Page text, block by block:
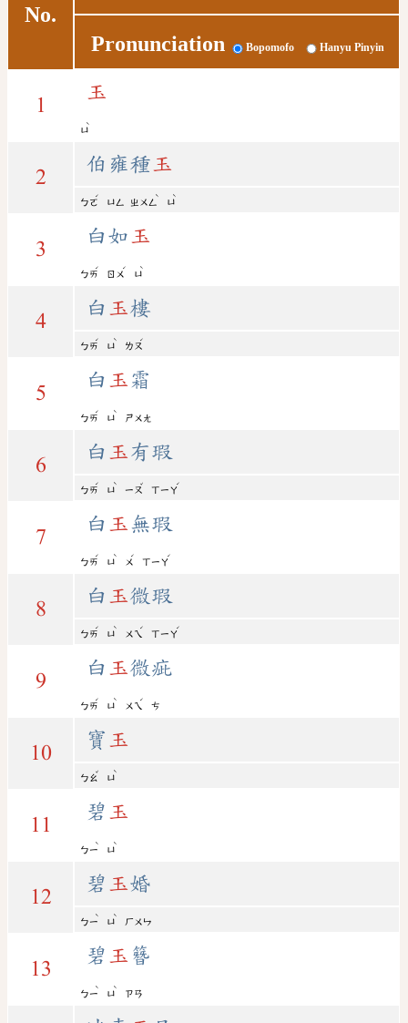
No.
Pronunciation Bopomofo Hanyu Pinyin
1
玉
ㄩ
ˋ
2
伯雍種玉
ㄅㄛ
ˊ
ㄩㄥ ㄓㄨㄥ
ˋ
ㄩ
ˋ
3
白如玉
ㄅㄞ
ˊ
ㄖㄨ
ˊ
ㄩ
ˋ
4
白 玉樓
ㄅㄞ
ˊ
ㄩ
ˋ
ㄌㄡ
ˊ
5
白 玉 霜
ㄅㄞ
ˊ
ㄩ
ˋ
ㄕㄨㄤ
6
白 玉有瑕
ㄅㄞ
ˊ
ㄩ
ˋ
ㄧㄡ
ˇ
ㄒㄧㄚ
ˊ
7
白 玉無瑕
ㄅㄞ
ˊ
ㄩ
ˋ
ㄨ
ˊ
ㄒㄧㄚ
ˊ
8
白 玉微瑕
ㄅㄞ
ˊ
ㄩ
ˋ
ㄨㄟ
ˊ
ㄒㄧㄚ
ˊ
9
白 玉微疵
ㄅㄞ
ˊ
ㄩ
ˋ
ㄨㄟ
ˊ
ㄘ
10
寶 玉
ㄅㄠ
ˇ
ㄩ
ˋ
11
碧 玉
ㄅㄧ
ˋ
ㄩ
ˋ
12
碧 玉婚
ㄅㄧ
ˋ
ㄩ
ˋ
ㄏㄨㄣ
13
碧 玉 簪
ㄅㄧ
ˋ
ㄩ
ˋ
ㄗㄢ